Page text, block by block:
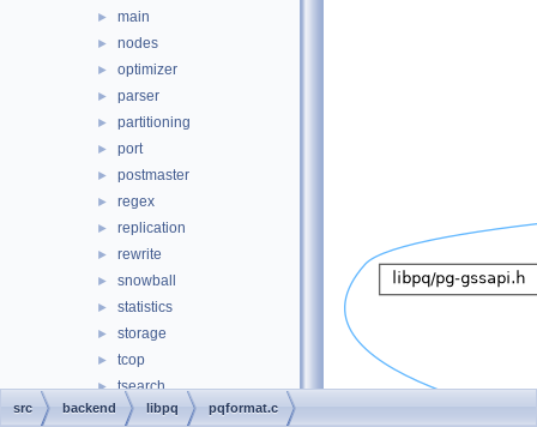
► main
► nodes
► optimizer
► parser
► partitioning
► port
► postmaster
► regex
► replication
► rewrite
► snowball
► statistics
► storage
► tcop
► tsearch
► utils
src backend libpq pqformat.c